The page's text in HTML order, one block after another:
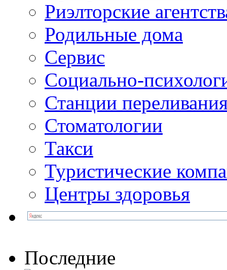
Риэлторские
Родильные дома
Сервис
Социально-
Станции
Стоматологии
Такси
Туристические
Центры здоровья
Последние